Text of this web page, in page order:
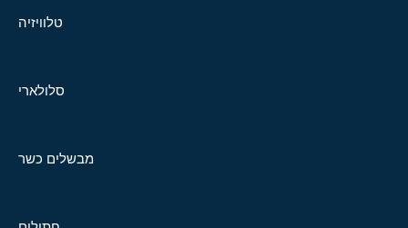
טלוויזיה
סלולארי
מבשלים כשר